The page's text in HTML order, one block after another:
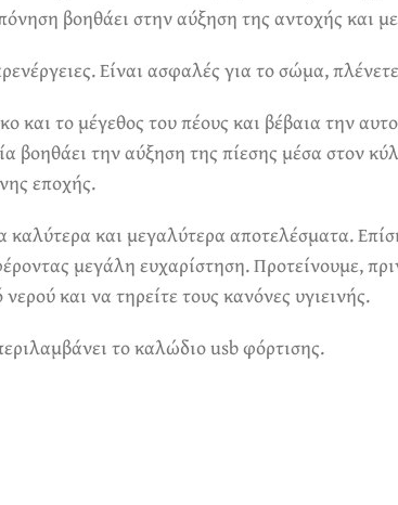
βοηθάει στην αύξηση της αντοχής και
Είναι ασφαλές για το σώμα,
και το μέγεθος του πέους και βέβαια την
την αύξηση της πίεσης μέσα στον
εποχής.
καλύτερα και μεγαλύτερα αποτελέσματα.
μεγάλη ευχαρίστηση. Προτείνουμε,
και να τηρείτε τους κανόνες υγιεινής.
το καλώδιο usb φόρτισης.